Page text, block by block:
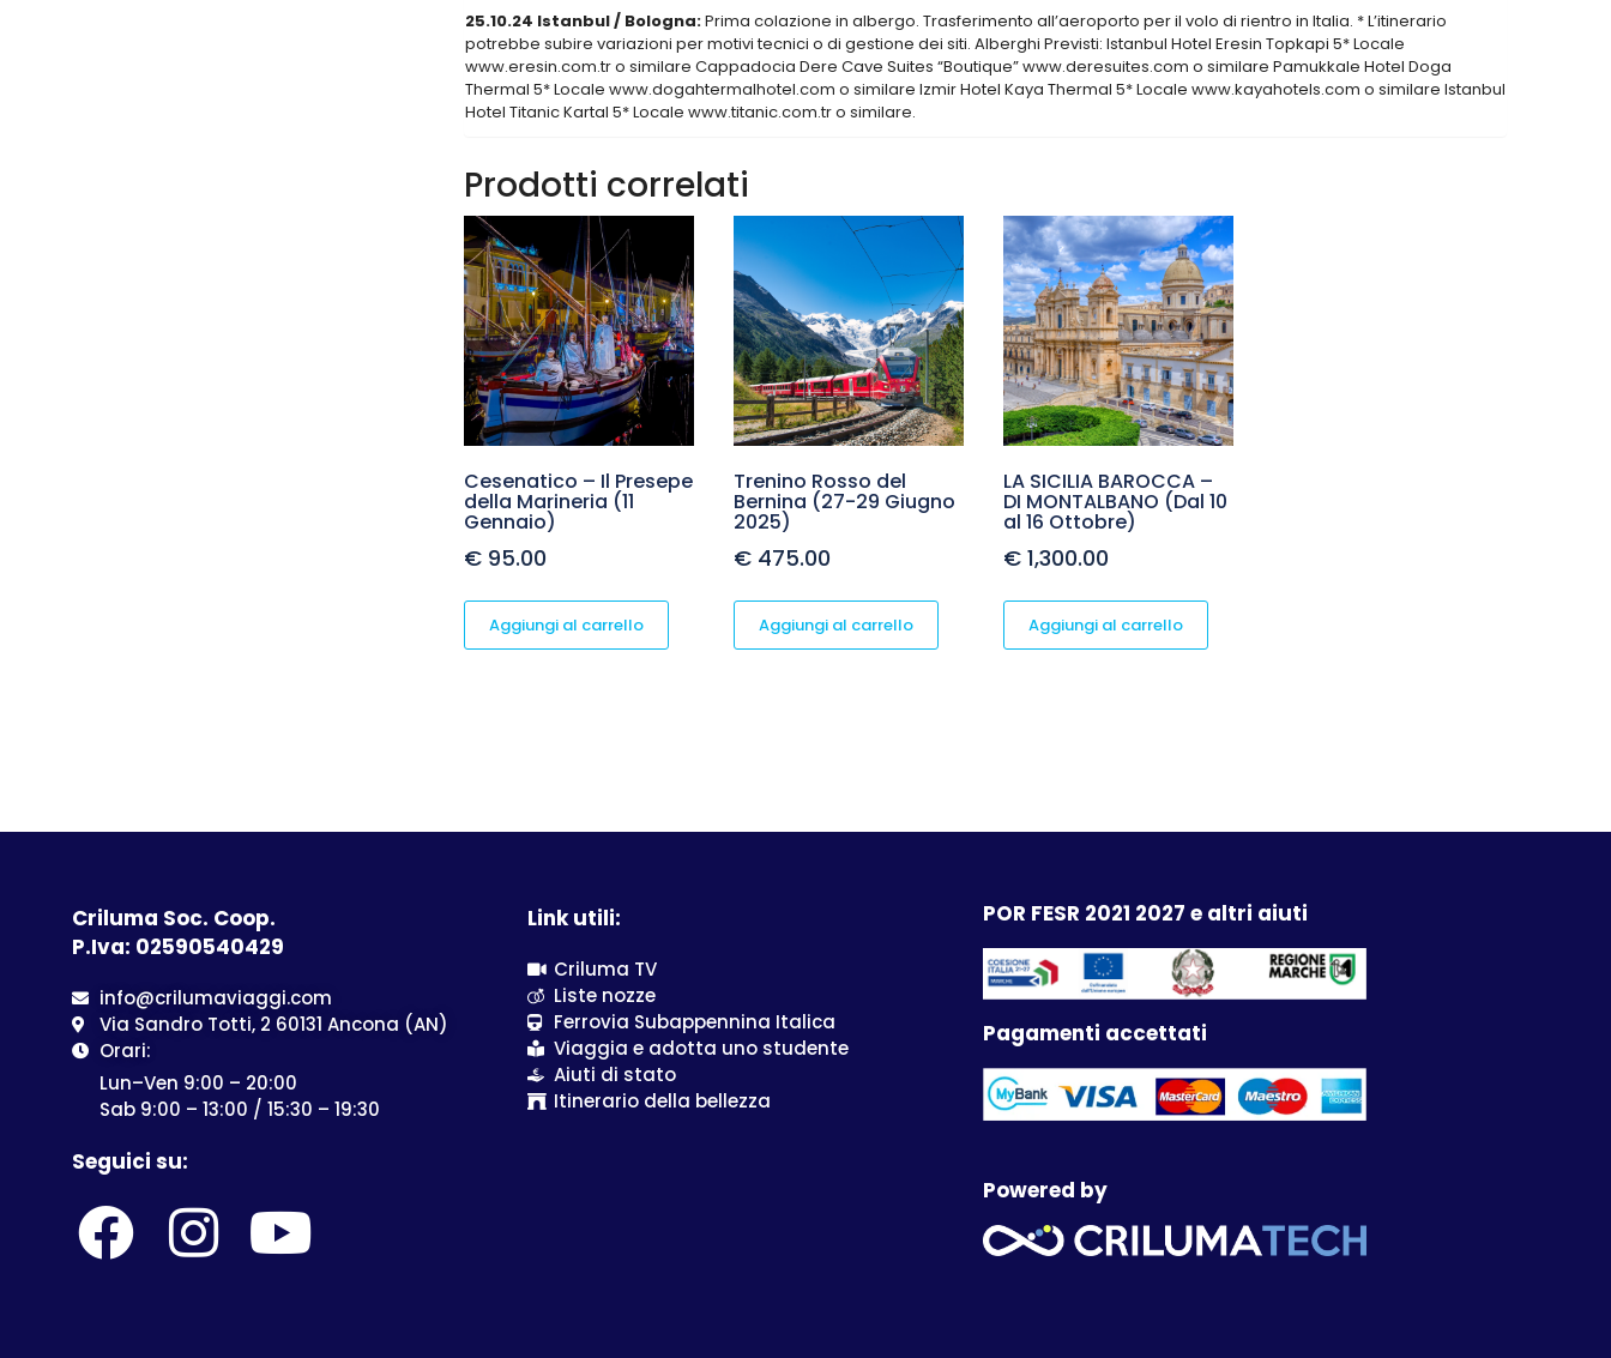
25.10.24 Istanbul / Bologna:Prima colazione in albergo. Trasferimento all’aeroporto per il volo di rientro in Italia. * L’itinerario
potrebbe subire variazioni per motivi tecnici o di gestione dei siti. Alberghi Previsti: Istanbul Hotel Eresin Topkapi 5* Locale
www.eresin.com.tr o similare Cappadocia Dere Cave Suites “Boutique” www.deresuites.com o similare Pamukkale Hotel Doga
Thermal 5* Locale www.dogahtermalhotel.com o similare Izmir Hotel Kaya Thermal 5* Locale www.kayahotels.com o similare Istanbul
Hotel Titanic Kartal 5* Locale www.titanic.com.tr o similare.
Prodotti correlati
Cesenatico – Il Presepe
della Marineria (11
Gennaio)
€ 95.00
Aggiungi al carrello
Trenino Rosso del
Bernina (27-29 Giugno
2025)
€475.00
Aggiungi al carrello
LA SICILIA BAROCCA –
DI MONTALBANO (Dal 10
al 16 Ottobre)
€1,300.00
Aggiungi al carrello
Criluma Soc. Coop.
P.Iva: 02590540429
info@crilumaviaggi.com
Via Sandro Totti, 2 60131 Ancona (AN)
Orari:
Lun–Ven 9:00 – 20:00
Sab 9:00 – 13:00 / 15:30 – 19:30
Seguici su:
Link utili:
Criluma TV
Liste nozze
Ferrovia Subappennina Italica
Viaggia e adotta uno studente
Aiuti di stato
Itinerario della bellezza
POR FESR 2021 2027 e altri aiuti
Pagamenti accettati
Powered by